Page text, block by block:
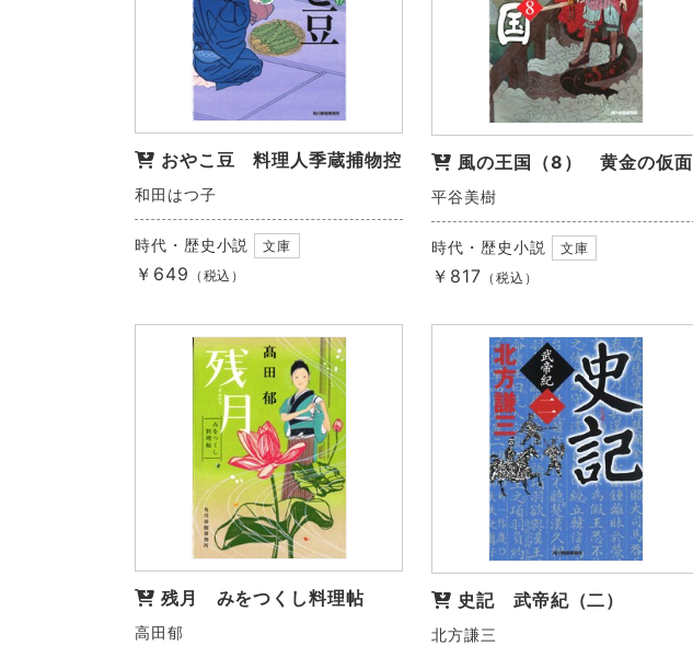
おやこ豆 料理人季蔵捕物控
和田はつ子
時代・歴史小説 文庫
￥649 （税込）
風の王国（8） 黄金の仮面
平谷美樹
時代・歴史小説 文庫
￥817 （税込）
残月 みをつくし料理帖
高田郁
史記 武帝紀（二）
北方謙三